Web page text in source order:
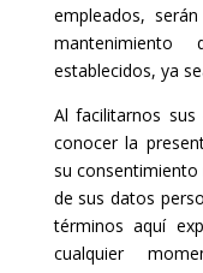
empleados,
establecidos, ya
Al facilitarnos
conocer la
su
de sus datos
términos aquí
cualquier